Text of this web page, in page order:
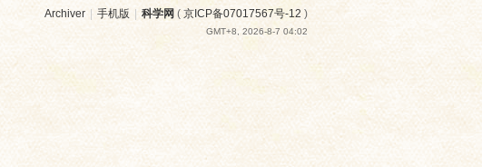
Archiver 手机版 科学网 ( 京ICP备07017567号-12 )
GMT+8, 2026-8-7 04:02